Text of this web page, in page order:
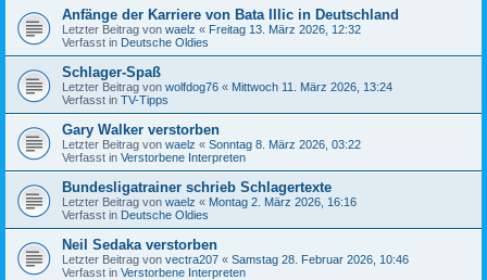
Anfänge der Karriere von Bata Illic in Deutschland
Letzter Beitrag von waelz « Freitag 13. März 2026, 12:32
Verfasst in Deutsche Oldies
Schlager-Spaß
Letzter Beitrag von wolfdog76 « Mittwoch 11. März 2026, 13:24
Verfasst in TV-Tipps
Gary Walker verstorben
Letzter Beitrag von waelz « Sonntag 8. März 2026, 03:22
Verfasst in Verstorbene Interpreten
Bundesligatrainer schrieb Schlagertexte
Letzter Beitrag von waelz « Montag 2. März 2026, 16:16
Verfasst in Deutsche Oldies
Neil Sedaka verstorben
Letzter Beitrag von vectra207 « Samstag 28. Februar 2026, 10:46
Verfasst in Verstorbene Interpreten